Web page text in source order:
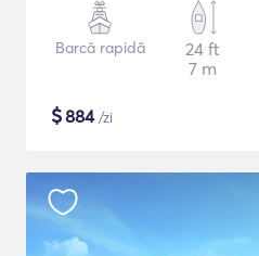
Barcă rapidă
24 ft
7 m
$884/zi